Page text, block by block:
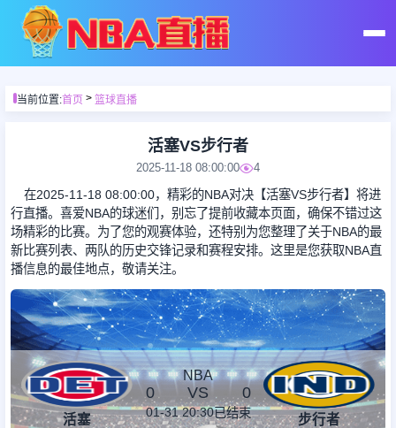
首页
篮球直播
足球录像
篮球录像
足球集锦
篮球集锦
当前位置:首页> 篮球直播
活塞VS步行者
2025-11-18 08:00:00 4
在2025-11-18 08:00:00，精彩的NBA对决【活塞VS步行者】将进
行直播。喜爱NBA的球迷们，别忘了提前收藏本页面，确保不错过这
场精彩的比赛。为了您的观赛体验，还特别为您整理了关于NBA的最
新比赛列表、两队的历史交锋记录和赛程安排。这里是您获取NBA直
播信息的最佳地点，敬请关注。
活塞
NBA
0 VS 0
01-31 20:30已结束 步行者